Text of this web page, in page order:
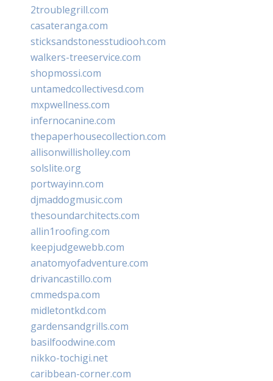
2troublegrill.com
casateranga.com
sticksandstonesstudiooh.com
walkers-treeservice.com
shopmossi.com
untamedcollectivesd.com
mxpwellness.com
infernocanine.com
thepaperhousecollection.com
allisonwillisholley.com
solslite.org
portwayinn.com
djmaddogmusic.com
thesoundarchitects.com
allin1roofing.com
keepjudgewebb.com
anatomyofadventure.com
drivancastillo.com
cmmedspa.com
midletontkd.com
gardensandgrills.com
basilfoodwine.com
nikko-tochigi.net
caribbean-corner.com